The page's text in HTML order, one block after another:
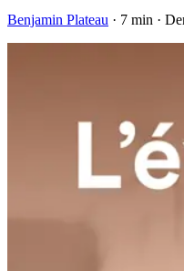
Benjamin Plateau · 7 min ·